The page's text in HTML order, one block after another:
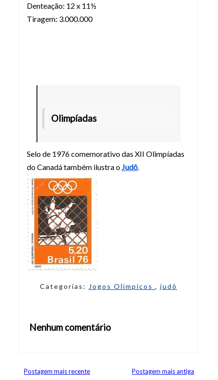
Denteação: 12 x 11½
Tiragem: 3.000.000
Olimpíadas
Selo de 1976 comemorativo das XII Olimpíadas
do Canadá também ilustra o Judô
Categorias: Jogos Olímpicos , judô
Nenhum comentário
Postagem mais recente
Postagem mais antiga